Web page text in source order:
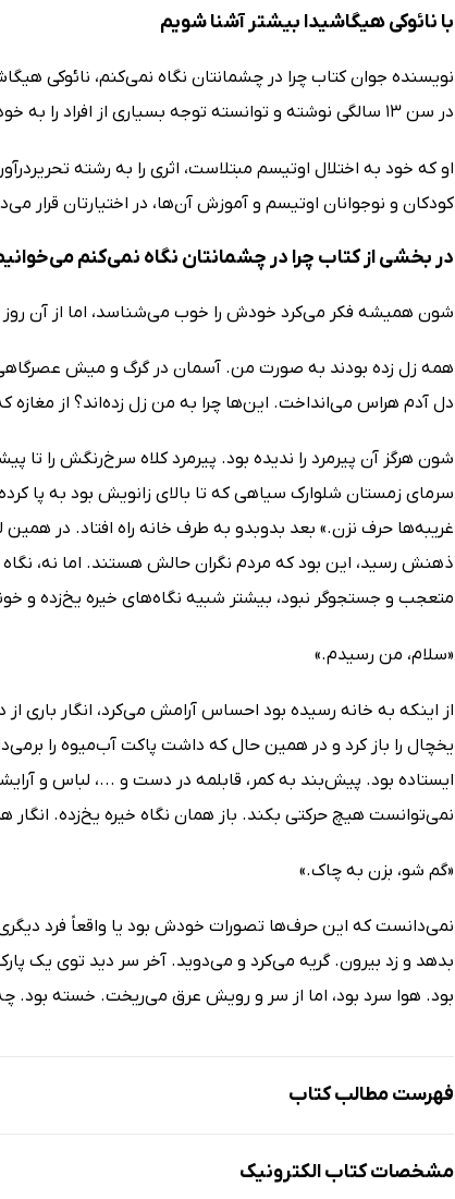
با نائوکی هیگاشیدا بیشتر آشنا شویم
در سن 13 سالگی نوشته و توانسته توجه بسیاری از افراد را به خود جلب کند و موفق به دریافت جایزه شود!
او که خود به اختلال اوتیسم مبتلاست، اثری را به رشته
کودکان و نوجوانان اوتیسم و آموزش آن‌ها، در اختیارتان قرار
در بخشی از کتاب چرا در چشمانتان نگاه نمی‌کنم
شون همیشه فکر می‌کرد خودش را خوب می‌شناسد، اما از آن روز
همه زل زده بودند به صورت من. آسمان در گرگ و میش عصرگاهی
دل آدم هراس می‌انداخت. این‌ها چرا به من زل زده‌اند؟ از
شون هرگز آن پیرمرد را ندیده بود. پیرمرد کلاه سرخ‌رنگش را
سرمای زمستان شلوارک سیاهی که تا بالای زانویش بود به پا
غریبه‌ها حرف نزن.» بعد بدوبدو به طرف خانه راه افتاد. در
ذهنش رسید، این بود که مردم نگران حالش هستند. اما نه،
متعجب و جستجوگر نبود، بیشتر شبیه نگاه‌های خیره یخ‌زده و
«سلام، من رسیدم.»
از اینکه به خانه رسیده بود احساس آرامش می‌کرد، انگار
یخچال را باز کرد و در همین حال که داشت پاکت آب‌میوه را
ایستاده بود. پیش‌بند به کمر، قابلمه در دست و ...، لباس و
نمی‌توانست هیچ حرکتی بکند. باز همان نگاه خیره یخ‌زده.
«گم شو، بزن به چاک.»
نمی‌دانست که این حرف‌ها تصورات خودش بود یا واقعاً فرد
بدهد و زد بیرون. گریه می‌کرد و می‌دوید. آخر سر دید توی یک
بود. هوا سرد بود، اما از سر و رویش عرق می‌ریخت. خسته بود.
فهرست مطالب کتاب
مشخصات کتاب الکترونیک